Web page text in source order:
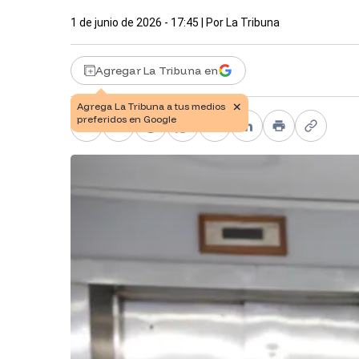
1 de junio de 2026 - 17:45 | Por La Tribuna
Agregar La Tribuna en
Facebook
X TelegramWhatsApp
PinterestLinkedIn
PrintCopy